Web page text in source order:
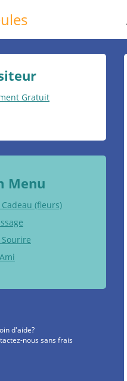
Gratuit
Menu
(fleurs)
Sourire
d'aide?
nous sans frais